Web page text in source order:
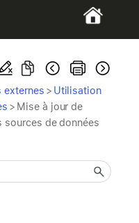
externes > Utilisation
> Mise à jour de
sources de données